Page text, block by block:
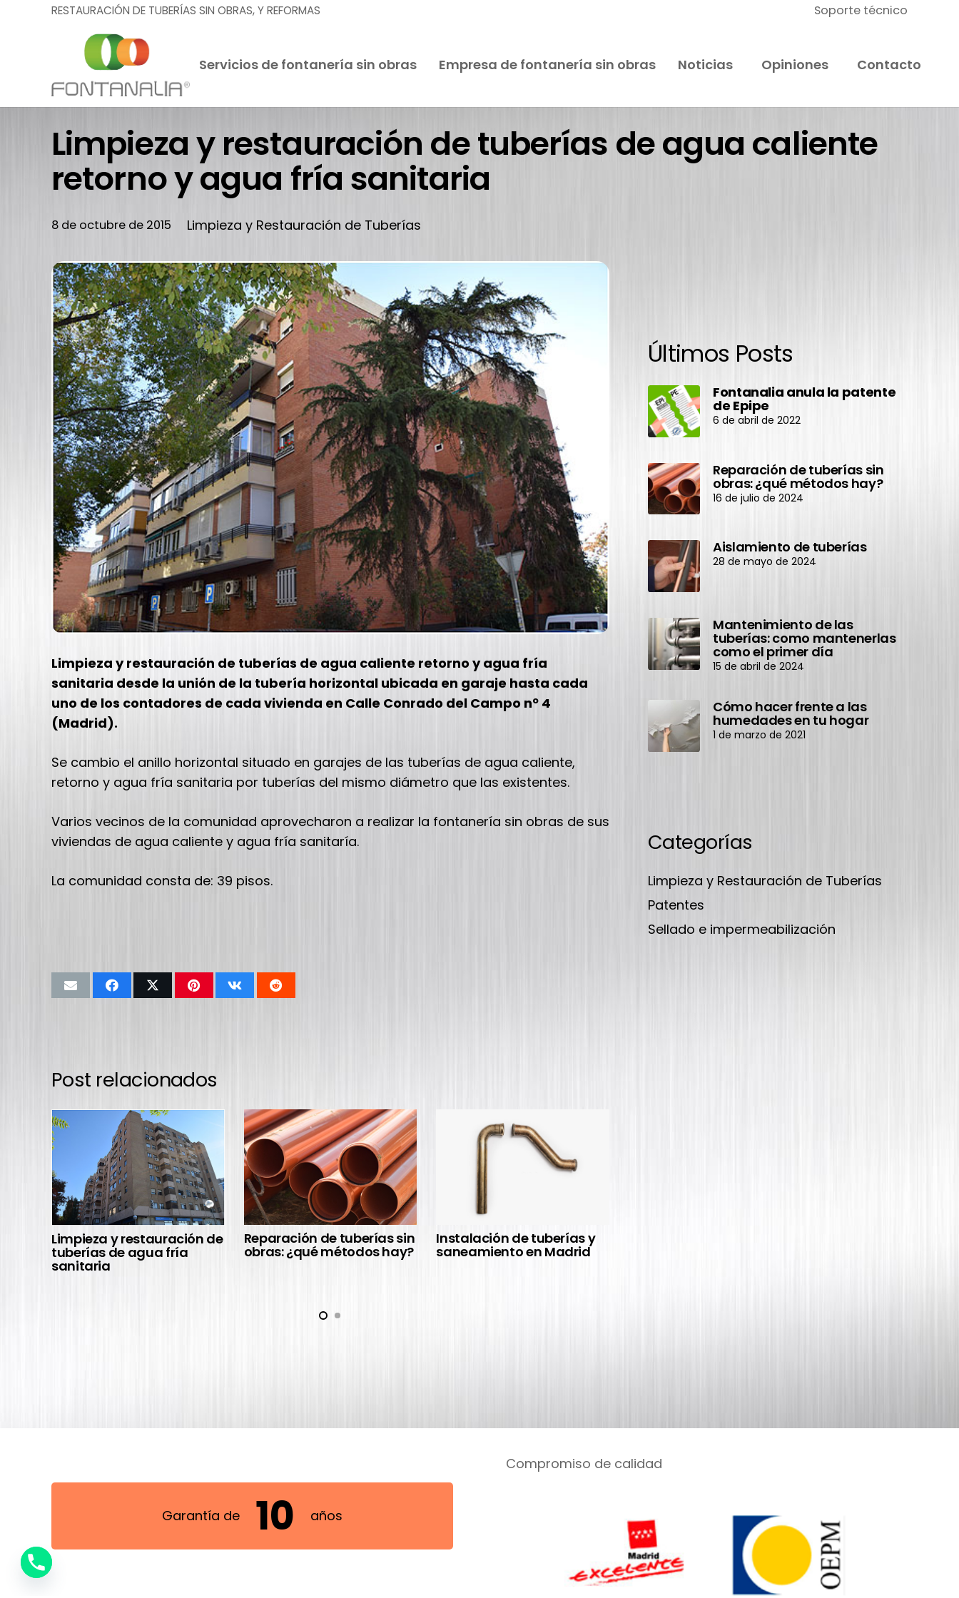
RESTAURACIÓN DE TUBERÍAS SIN OBRAS, Y REFORMAS Soporte técnico
Servicios de fontanería sin obras Empresa de fontanería sin obras Noticias Opiniones Contacto
Limpieza y restauración de tuberías de agua caliente
retorno y agua fría sanitaria
8 de octubre de 2015 Limpieza y Restauración de Tuberías
Limpieza y restauración de tuberías de agua caliente retorno y agua fría
sanitaria desde la unión de la tubería horizontal ubicada en garaje hasta cada
uno de los contadores de cada vivienda en Calle Conrado del Campo nº 4
(Madrid).
Se cambio el anillo horizontal situado en garajes de las tuberías de agua caliente,
retorno y agua fría sanitaria por tuberías del mismo diámetro que las existentes.
Varios vecinos de la comunidad aprovecharon a realizar la fontanería sin obras de sus
viviendas de agua caliente y agua fría sanitaría.
La comunidad consta de: 39 pisos.
Post relacionados
Limpieza y restauración de
tuberías de agua fría
sanitaria
Reparación de tuberías sin
obras: ¿qué métodos hay?
Instalación de tuberías y
saneamiento en Madrid
Últimos Posts
Fontanalia anula la patente
de Epipe
6 de abril de 2022
Reparación de tuberías sin
obras: ¿qué métodos hay?
16 de julio de 2024
Aislamiento de tuberías
28 de mayo de 2024
Mantenimiento de las
tuberías: como mantenerlas
como el primer día
15 de abril de 2024
Cómo hacer frente a las
humedades en tu hogar
1 de marzo de 2021
Categorías
Limpieza y Restauración de Tuberías
Patentes
Sellado e impermeabilización
Garantía de 1
2
0
1
años
Compromiso de calidad